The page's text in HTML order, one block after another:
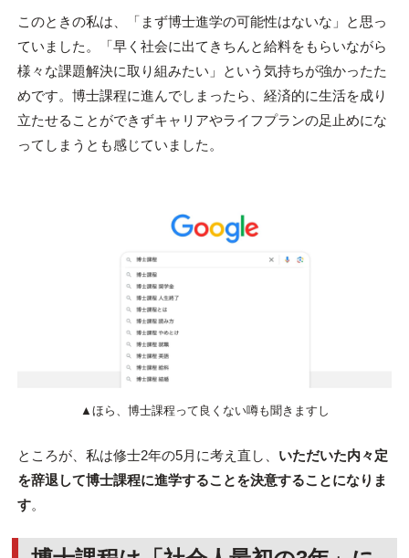
このときの私は、「まず博士進学の可能性はないな」と思っ
ていました。「早く社会に出てきちんと給料をもらいながら
様々な課題解決に取り組みたい」という気持ちが強かったた
めです。博士課程に進んでしまったら、経済的に生活を成り
立たせることができずキャリアやライフプランの足止めにな
ってしまうとも感じていました。
▲ほら、博士課程って良くない噂も聞きますし
ところが、私は修士2年の5月に考え直し、 いただいた内々定
を辞退して博士課程に進学することを決意することになりま
す。